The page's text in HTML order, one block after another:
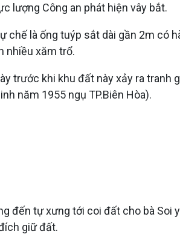
lượng Công an phát hiện vây bắt.
là ống tuýp sắt dài gần 2m có
nhiều xăm trổ.
trước khi khu đất này xảy ra
năm 1955 ngụ TP.Biên Hòa).
đến tự xưng tới coi đất cho bà
giữ đất.